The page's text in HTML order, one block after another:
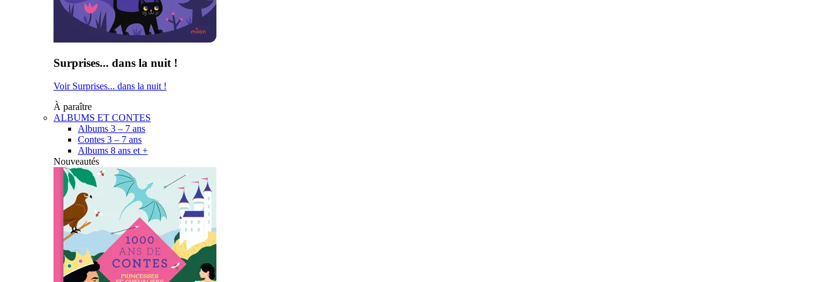
Surprises... dans la nuit !
Voir Surprises... dans la nuit !
À paraître
ALBUMS ET CONTES
Albums 3 – 7 ans
Contes 3 – 7 ans
Albums 8 ans et +
Nouveautés